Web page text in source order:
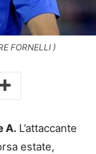
FORNELLI )
A. L’attaccante
estate,